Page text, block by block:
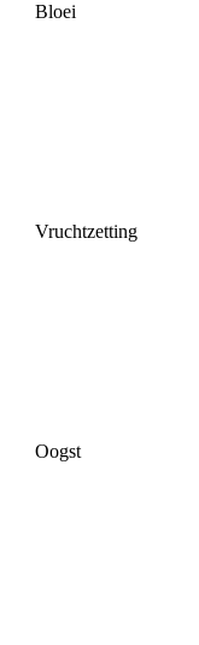
Bloei
Vruchtzetting
Oogst